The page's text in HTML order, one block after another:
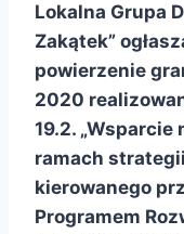
Lokalna Grupa
Zakątek”
powierzenie
2020
19.2.
ramach
kierowanego
Programem